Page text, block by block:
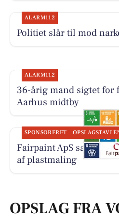
ALARM112
Politiet slår til mod
ALARM112
36-årig mand sigtet for
Aarhus midtby
SPONSORERET
Fairpaint ApS sætter
af plastmaling
OPSLAG FRA